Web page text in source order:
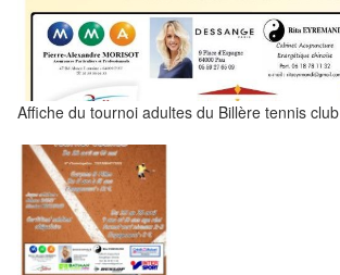
Affiche du tournoi adultes du Billère tennis club